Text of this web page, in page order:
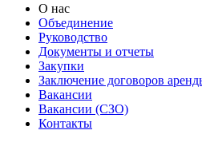
О нас
Объединение
Руководство
Документы и отчеты
Закупки
Заключение договоров
Вакансии
Вакансии (СЗО)
Контакты